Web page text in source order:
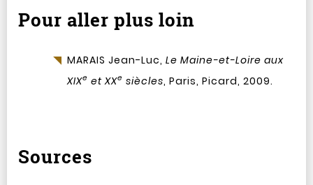
Pour aller plus loin
MARAIS Jean-Luc, Le Maine-et-Loire aux
XIXe et XXe siècles, Paris, Picard, 2009.
Sources